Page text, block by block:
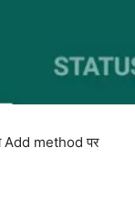
Add method पर